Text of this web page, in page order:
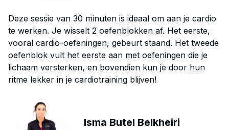
Deze sessie van 30 minuten is ideaal om aan je cardio
te werken. Je wisselt 2 oefenblokken af. Het eerste,
vooral cardio-oefeningen, gebeurt staand. Het tweede
oefenblok vult het eerste aan met oefeningen die je
lichaam versterken, en bovendien kun je door hun
ritme lekker in je cardiotraining blijven!
Isma Butel Belkheiri